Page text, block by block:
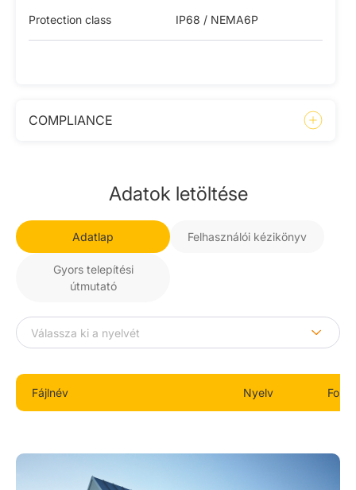
Protection class IP68 / NEMA6P
COMPLIANCE
Adatok letöltése
Adatlap Felhasználói kézikönyv
Gyors telepítési
útmutató
Fájlnév Nyelv